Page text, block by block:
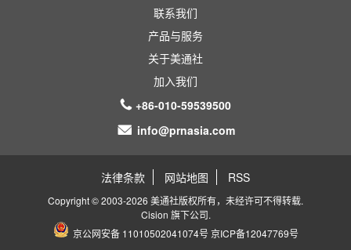
联系我们
产品与服务
关于美通社
加入我们
+86-010-59539500
info@prnasia.com
法律条款 网站地图 RSS
Copyright © 2003-2026 美通社版权所有，未经许可不得转载.
Cision 旗下公司.
京公网安备 11010502041074号 京ICP备12047769号